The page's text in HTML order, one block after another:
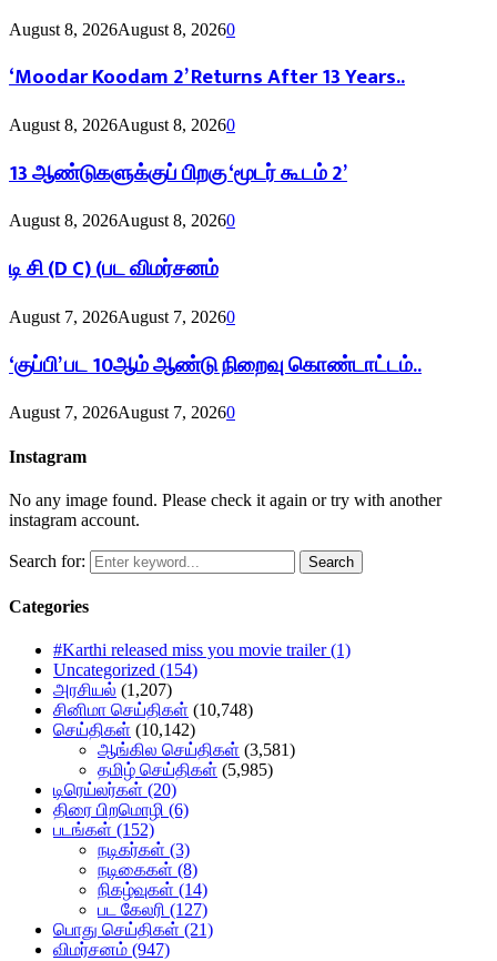
August 8, 2026August 8, 20260
‘Moodar Koodam 2’ Returns After 13 Years..
August 8, 2026August 8, 20260
13 ஆண்டுகளுக்குப் பிறகு ‘மூடர் கூடம் 2’
August 8, 2026August 8, 20260
டி சி (D C) (பட விமர்சனம்
August 7, 2026August 7, 20260
‘குப்பி’ பட 10ஆம் ஆண்டு நிறைவு கொண்டாட்டம்..
August 7, 2026August 7, 20260
Instagram
No any image found. Please check it again or try with another
instagram account.
Search for: Search
Categories
#Karthi released miss you movie trailer(1)
Uncategorized (154)
அரசியல் (1,207)
சினிமா செய்திகள் (10,748)
செய்திகள் (10,142)
ஆங்கில செய்திகள் (3,581)
தமிழ் செய்திகள் (5,985)
டிரெய்லர்கள் (20)
திரை பிறமொழி (6)
படங்கள் (152)
நடிகர்கள் (3)
நடிகைகள் (8)
நிகழ்வுகள் (14)
பட கேலரி (127)
பொது செய்திகள் (21)
விமர்சனம் (947)